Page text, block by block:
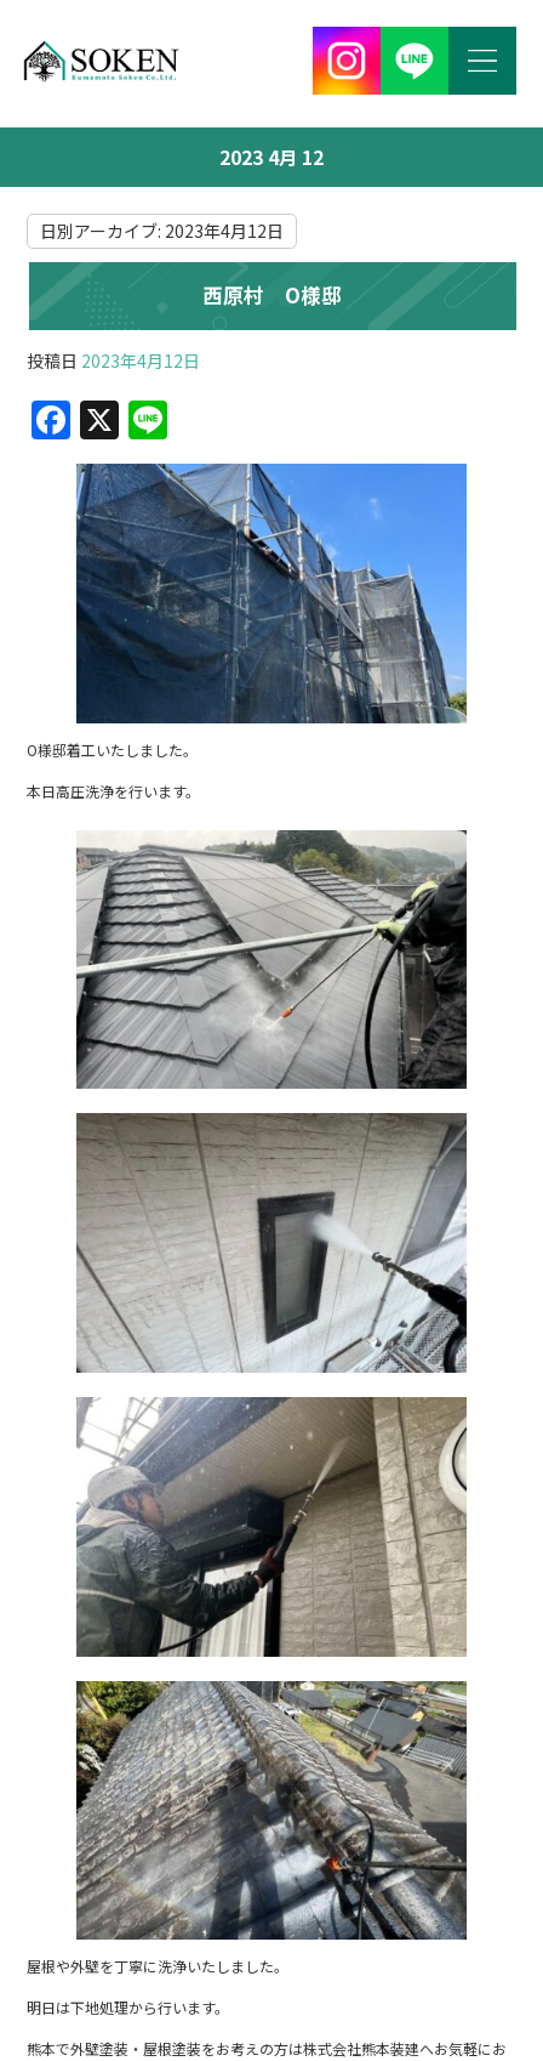
2023 4月 12
日別アーカイブ: 2023年4月12日
西原村 O様邸
投稿日 2023年4月12日
F
a
c
e
b
o
o
X
n
e
O様邸着工いたしました。
本日高圧洗浄を行います。
屋根や外壁を丁寧に洗浄いたしました。
明日は下地処理から行います。
熊本で外壁塗装・屋根塗装をお考えの方は株式会社熊本装建へお気軽にお